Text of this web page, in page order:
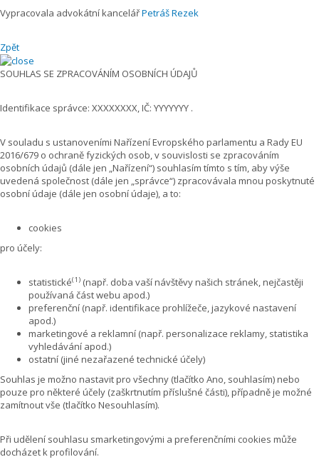
Vypracovala advokátní kancelářPetráš Rezek
Zpět
SOUHLAS SE ZPRACOVÁNÍM OSOBNÍCH ÚDAJŮ
Identifikace správce: XXXXXXXX, IČ: YYYYYYY .
V souladu s ustanoveními Nařízení Evropského parlamentu a Rady EU
2016/679 o ochraně fyzických osob, v souvislosti se zpracováním
osobních údajů (dále jen „Nařízení“) souhlasím tímto s tím, aby výše
uvedená společnost (dále jen „správce“) zpracovávala mnou poskytnuté
osobní údaje (dále jen osobní údaje), a to:
cookies
pro účely:
statistické(1) (např. doba vaší návštěvy našich stránek, nejčastěji
používaná část webu apod.)
preferenční (např. identifikace prohlížeče, jazykové nastavení
apod.)
marketingové a reklamní (např. personalizace reklamy, statistika
vyhledávání apod.)
ostatní (jiné nezařazené technické účely)
Souhlas je možno nastavit pro všechny (tlačítko Ano, souhlasím) nebo
pouze pro některé účely (zaškrtnutím příslušné části), případně je možné
zamítnout vše (tlačítko Nesouhlasím).
Při udělení souhlasu smarketingovými a preferenčními cookies může
docházet k profilování.